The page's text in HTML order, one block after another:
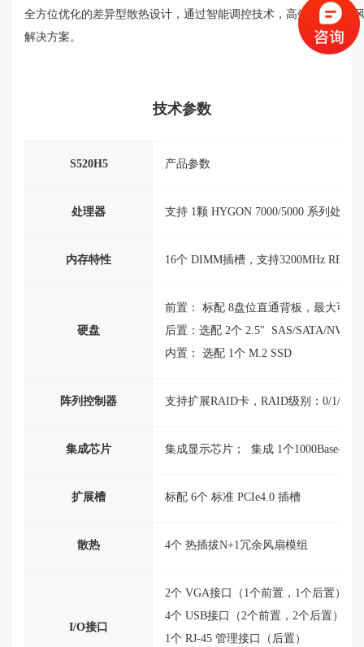
全方位优化的差异型散热设计，通过智能调控技术，高效节能散
解决方案。
技术参数
S520H5 产品参数
处理器 支持 1颗 HYGON 7000/5000 系列处理
内存特性 16个 DIMM插槽，支持3200MHz RECC
硬盘
前置： 标配 8盘位直通背板，最大可扩
后置：选配 2个 2.5" SAS/SATA/NVMe
内置：
选配 1个 M.2 SSD
阵列控制器 支持扩展RAID卡， RAID级别：0/1/10/
集成芯片 集成显示芯片； 集成 1个1000Base-T管
扩展槽 标配 6个 标准 PCIe4.0 插槽
散热 4个 热插拔N+1冗余风扇模组
I/O接口
2个 VGA接口（1个前置，1个后置）
4个 USB接口（2个前置，2个后置）
1个 RJ-45 管理接口（后置）